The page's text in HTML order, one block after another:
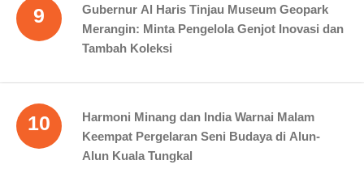
9
Gubernur Al Haris Tinjau Museum Geopark
Merangin: Minta Pengelola Genjot Inovasi dan
Tambah Koleksi
10
Harmoni Minang dan India Warnai Malam
Keempat Pergelaran Seni Budaya di Alun-
Alun Kuala Tungkal